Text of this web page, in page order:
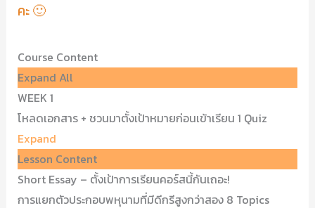
คะ 🙂
Course Content
Expand All
WEEK 1
โหลดเอกสาร + ชวนมาตั้งเป้าหมายก่อนเข้าเรียน 1 Quiz
Expand
Lesson Content
Short Essay – ตั้งเป้าการเรียนคอร์สนี้กันเถอะ!
การแยกตัวประกอบพหุนามที่มีดีกรีสูงกว่าสอง 8 Topics